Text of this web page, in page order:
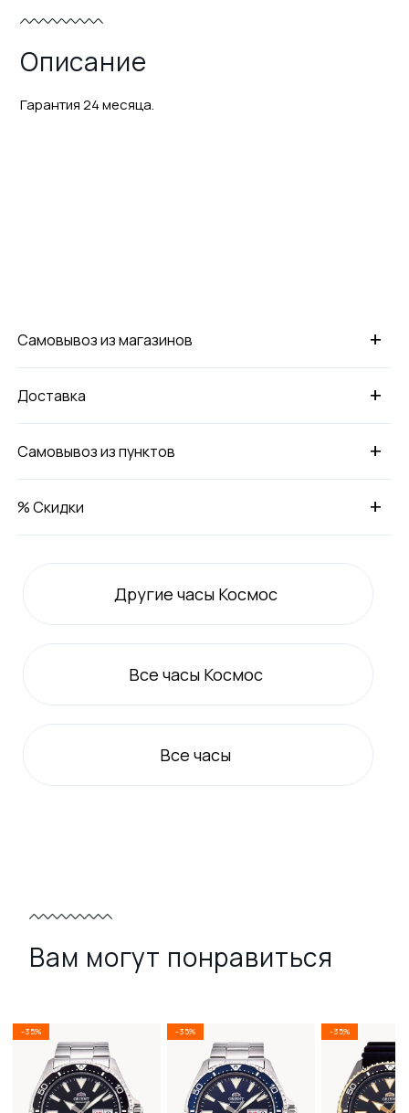
Описание
Гарантия 24 месяца.
+
Самовывоз из магазинов
+
Доставка
+
Самовывоз из пунктов
+
% Скидки
Другие часы Космос
Все часы Космос
Всечасы
Вам могут понравиться
-35% -35% -35%